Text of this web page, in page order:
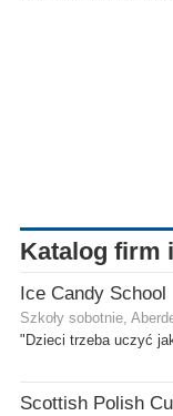
Katalog firm
Ice Candy School
Szkoły sobotnie,
"Dzieci trzeba uczyć
Scottish Polish